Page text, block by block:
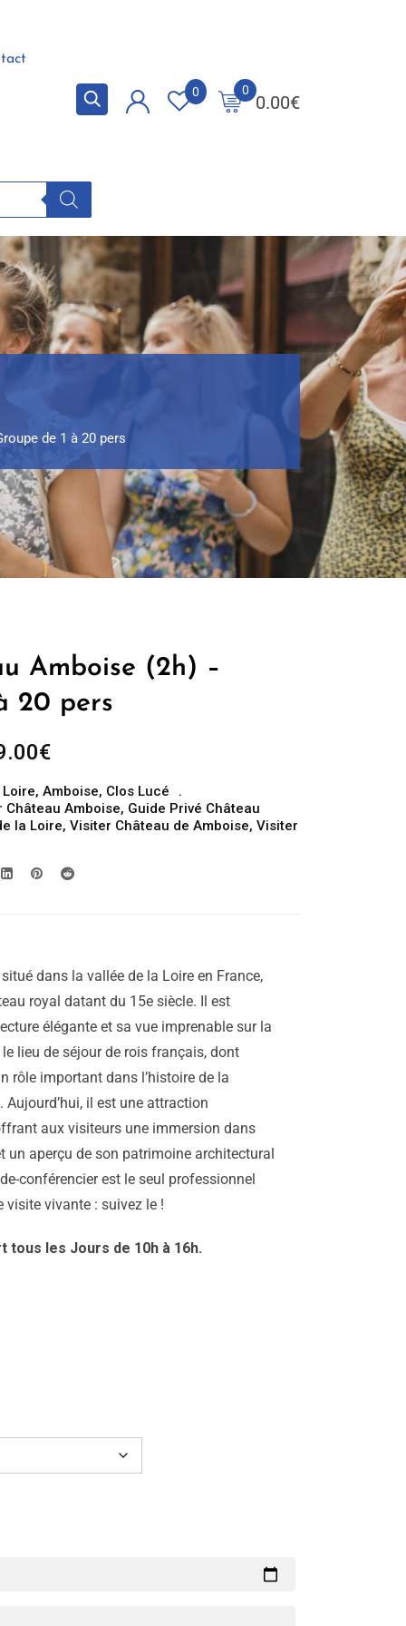
0.00€
0
0
de 1 à 20 pers
Amboise (2h) –
20 pers
€Plage
prix :
299.00€
1,099.00€
, Amboise, Clos Lucé
Amboise, Guide Privé Château
la Loire, Visiter Château de Amboise, Visiter
dans la vallée de la Loire en France,
royal datant du 15e siècle. Il est
élégante et sa vue imprenable sur la
lieu de séjour de rois français, dont
rôle important dans l’histoire de la
il est une attraction
aux visiteurs une immersion dans
un aperçu de son patrimoine architectural
conférencier est le seul professionnel
visite vivante : suivez le !
tous les Jours de 10h à 16h.